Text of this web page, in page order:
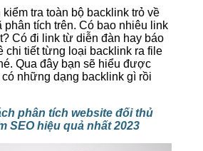
tra toàn bộ backlink trỏ về
phân tích trên. Có bao nhiêu link
Có đi link từ diễn đàn hay báo
chi tiết từng loại backlink ra file
Qua đây bạn sẽ hiểu được
những dạng backlink gì rồi
phân tích website đối thủ
SEO hiệu quả nhất 2023